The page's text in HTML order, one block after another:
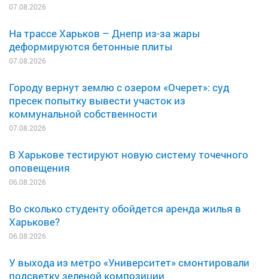
07.08.2026
На трассе Харьков – Днепр из-за жары
деформируются бетонные плиты
07.08.2026
Городу вернут землю с озером «Очерет»: суд
пресек попытку вывести участок из
коммунальной собственности
07.08.2026
В Харькове тестируют новую систему точечного
оповещения
06.08.2026
Во сколько студенту обойдется аренда жилья в
Харькове?
06.08.2026
У выхода из метро «Университет» смонтировали
подсветку зеленой композиции